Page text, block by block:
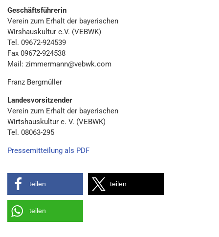
Geschäftsführerin
Verein zum Erhalt der bayerischen
Wirshauskultur e.V. (VEBWK)
Tel. 09672-924539
Fax 09672-924538
Mail: zimmermann@vebwk.com
Franz Bergmüller
Landesvorsitzender
Verein zum Erhalt der bayerischen
Wirtshauskultur e. V. (VEBWK)
Tel. 08063-295
Pressemitteilung als PDF
teilen teilen
teilen